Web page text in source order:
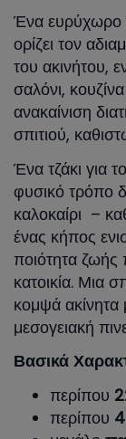
Ένα ευρύχωρο
ορίζει τον
του ακινήτου,
σαλόνι,
ανακαίνιση
σπιτιού,
Ένα τζάκι για
φυσικό τρόπο
καλοκαίρι –
ένας κήπος
ποιότητα ζωής
κατοικία. Μια
κομψά ακίνητα
μεσογειακή
Βασικά
περίπου
περίπου